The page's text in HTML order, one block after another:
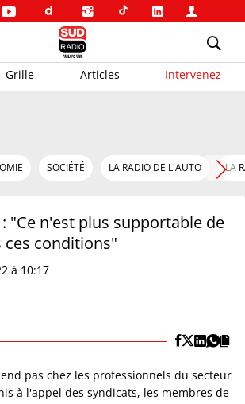
Grille Articles Intervenez
SOCIÉTÉ LA RADIO DE L'AUTO LA
"Ce n'est plus supportable de
conditions"
à 10:17
pas chez les professionnels du secteur
à l'appel des syndicats, les membres de